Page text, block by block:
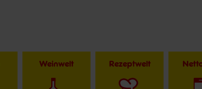
Weinwelt Rezeptwelt